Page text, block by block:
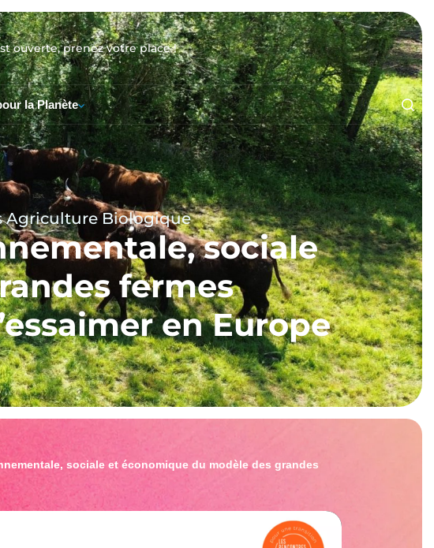
ouverte, prenez votre place !
la Planète
Agriculture Biologique
sociale
fermes
en Europe
sociale et économique du modèle des grandes